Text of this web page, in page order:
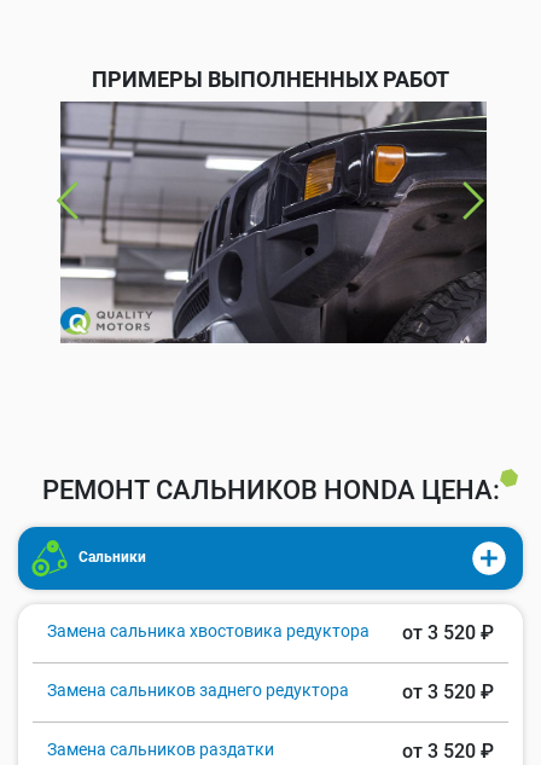
ПРИМЕРЫ ВЫПОЛНЕННЫХ РАБОТ
РЕМОНТ САЛЬНИКОВ HONDA ЦЕНА:
Сальники
Замена сальника хвостовика редуктора от 3 520 ₽
Замена сальников заднего редуктора от 3 520 ₽
Замена сальников раздатки от 3 520 ₽